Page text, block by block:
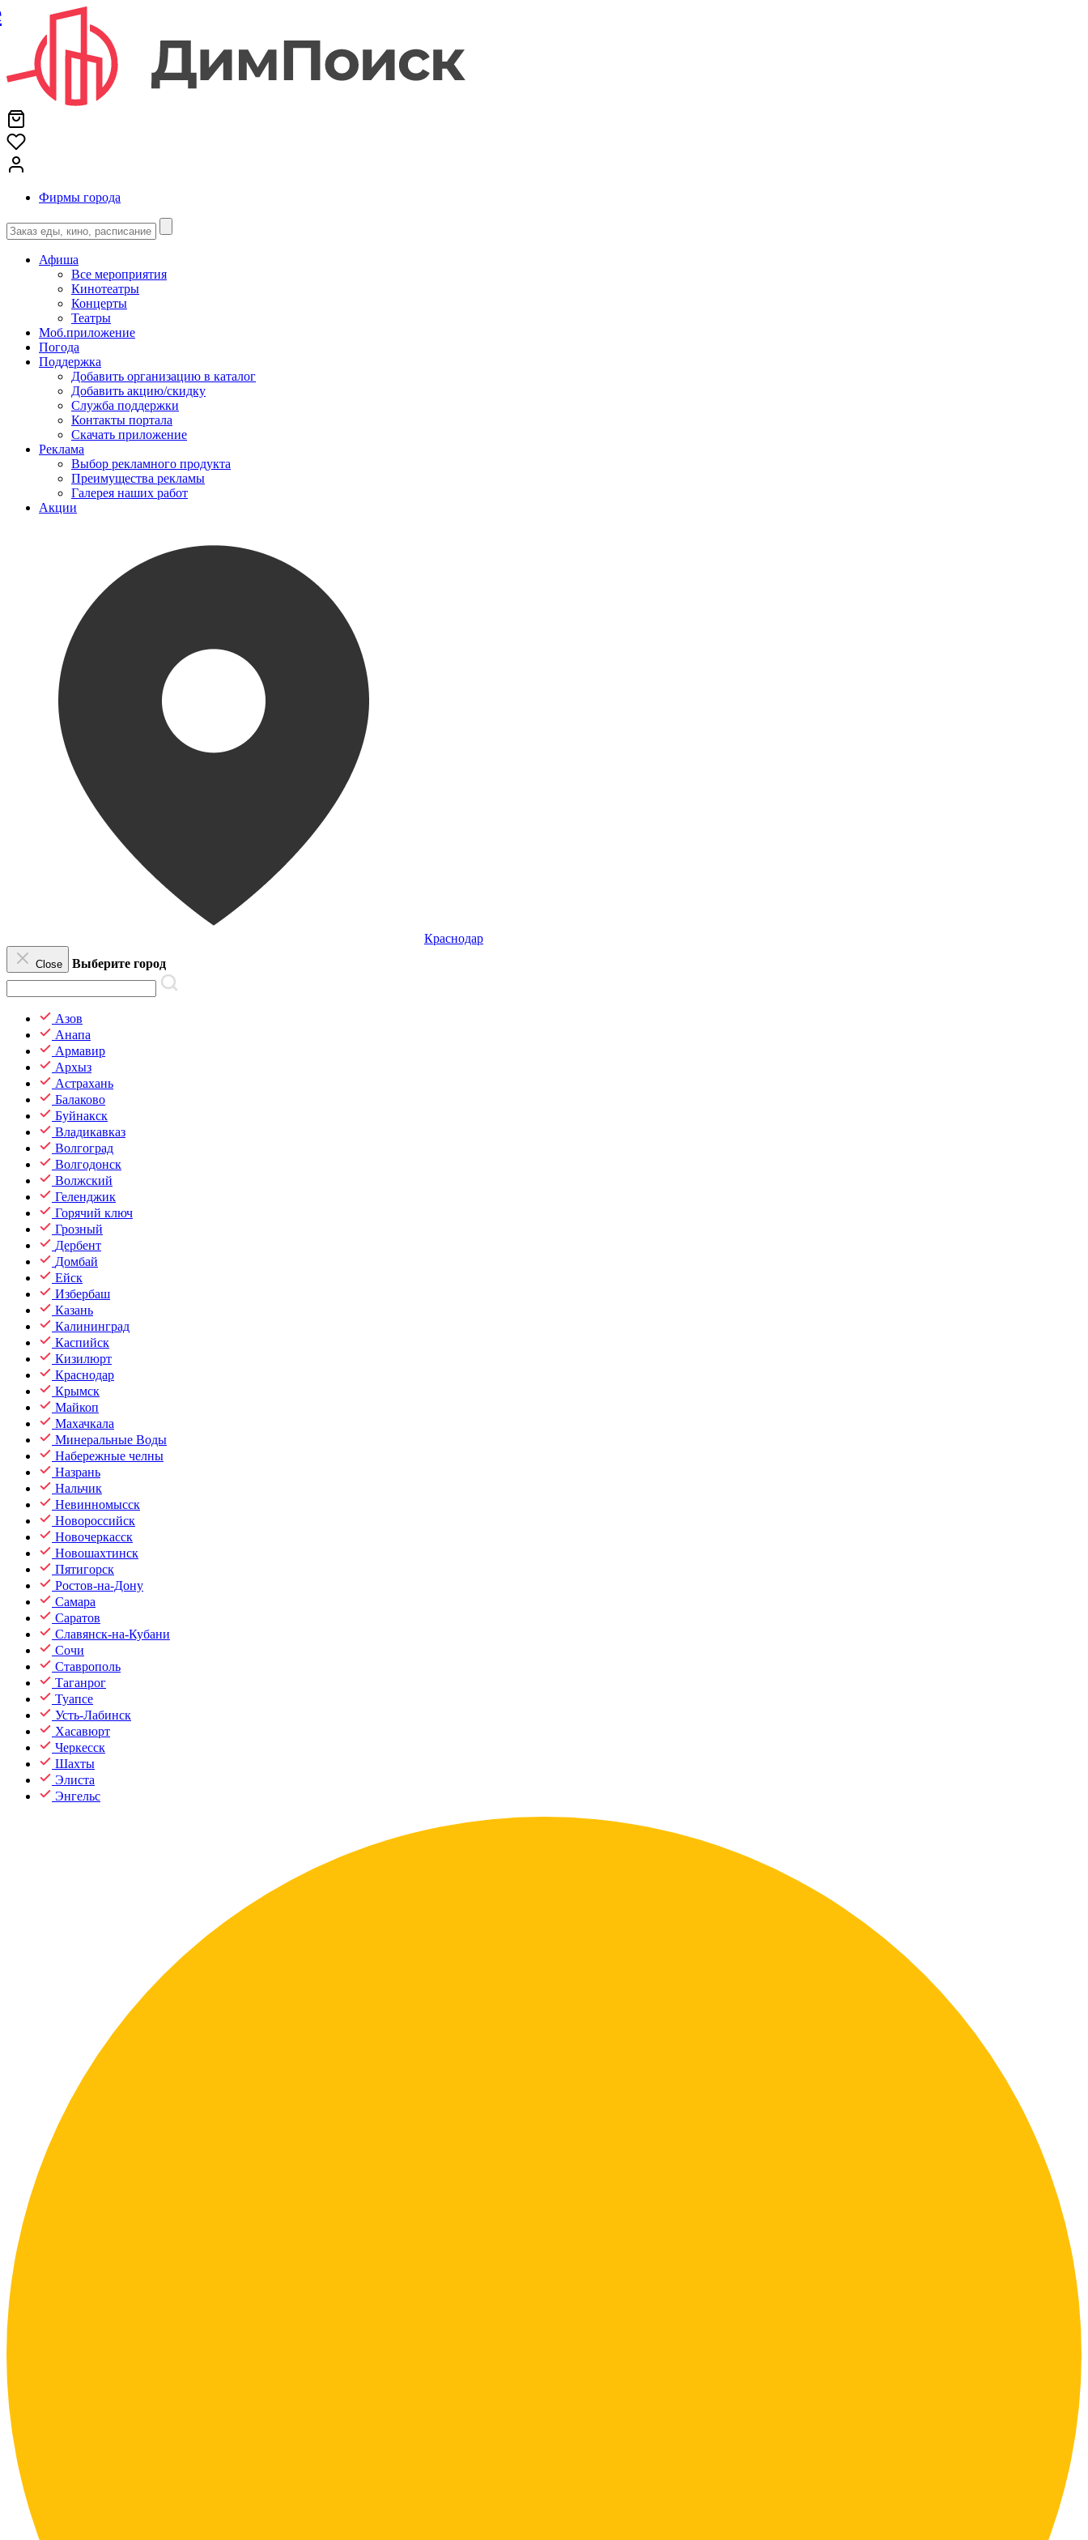
Фирмы города
Афиша
Все мероприятия
Кинотеатры
Концерты
Театры
Моб.приложение
Погода
Поддержка
Добавить организацию в каталог
Добавить акцию/скидку
Служба поддержки
Контакты портала
Скачать приложение
Реклама
Выбор рекламного продукта
Преимущества рекламы
Галерея наших работ
Акции
Краснодар
Close Выберите город
Азов
Анапа
Армавир
Архыз
Астрахань
Балаково
Буйнакск
Владикавказ
Волгоград
Волгодонск
Волжский
Геленджик
Горячий ключ
Грозный
Дербент
Домбай
Ейск
Избербаш
Казань
Калининград
Каспийск
Кизилюрт
Краснодар
Крымск
Майкоп
Махачкала
Минеральные Воды
Набережные челны
Назрань
Нальчик
Невинномысск
Новороссийск
Новочеркасск
Новошахтинск
Пятигорск
Ростов-на-Дону
Самара
Саратов
Славянск-на-Кубани
Сочи
Ставрополь
Таганрог
Туапсе
Усть-Лабинск
Хасавюрт
Черкесск
Шахты
Элиста
Энгельс